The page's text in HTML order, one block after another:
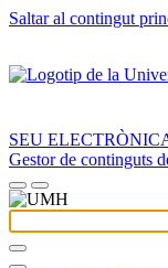
Saltar al contingut
SEU
Gestor de continguts